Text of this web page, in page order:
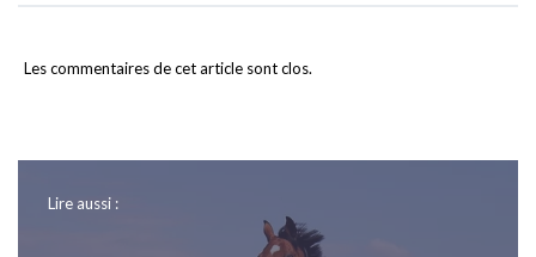
Les commentaires de cet article sont clos.
Lire aussi :